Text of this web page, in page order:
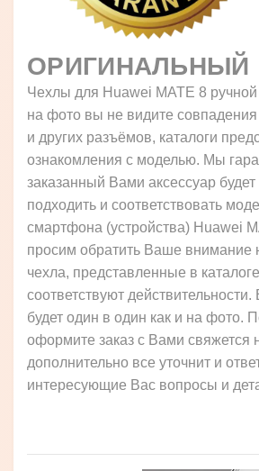
ОРИГИНАЛЬНЫЙ
Чехлы для Huawei MATE 8
на фото вы не видите
и других разъёмов, каталоги
ознакомления с моделью. Мы
заказанный Вами аксессуар
подходить и соответствовать
смартфона (устройства) Huawei
просим обратить Ваше внимание
чехла, представленные в
соответствуют
будет один в один как и на фото.
оформите заказ с Вами свяжется
дополнительно все уточнит и
интересующие Вас вопросы и